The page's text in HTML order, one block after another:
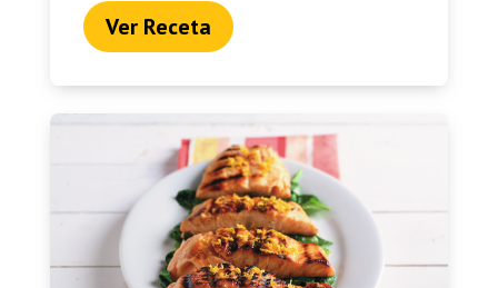
Ver Receta